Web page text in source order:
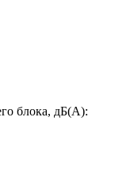
блока, дБ(А):